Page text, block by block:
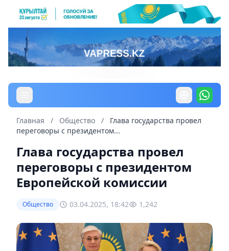
Главная / Общество /
Глава государства провел
переговоры с президентом...
Глава государства провел
переговоры с президентом
Европейской комиссии
Общество 03.04.2025, 18:42 1,242